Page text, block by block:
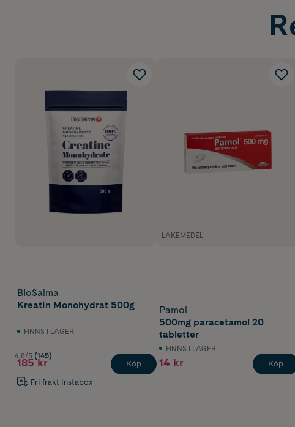
BioSalma
Kreatin Monohydrat 500g
FINNS I LAGER
4.8/5 (145)
185 kr
Fri frakt Instabox
Köp
LÄKEMEDEL
Pamol
500mg paracetamol 20
tabletter
FINNS I LAGER
14 kr Köp